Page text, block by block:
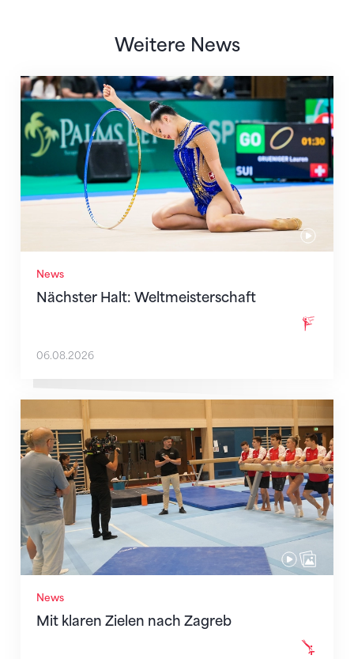
Weitere News
News
Nächster Halt: Weltmeisterschaft
Nächster Halt: Weltmeisterschaft
06.08.2026
News
Mit klaren Zielen nach Zagreb
Mit klaren Zielen nach Zagreb